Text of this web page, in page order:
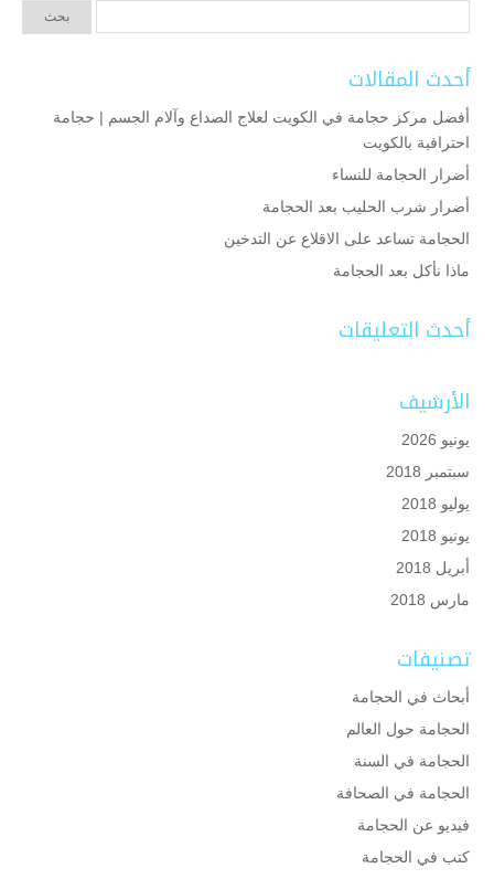
أحدث المقالات
أفضل مركز حجامة في الكويت لعلاج الصداع وآلام الجسم | حجامة
احترافية بالكويت
أضرار الحجامة للنساء
أضرار شرب الحليب بعد الحجامة
الحجامة تساعد على الاقلاع عن التدخين
ماذا نأكل بعد الحجامة
أحدث التعليقات
الأرشيف
يونيو 2026
سبتمبر 2018
يوليو 2018
يونيو 2018
أبريل 2018
مارس 2018
تصنيفات
أبحاث في الحجامة
الحجامة حول العالم
الحجامة في السنة
الحجامة في الصحافة
فيديو عن الحجامة
كتب في الحجامة